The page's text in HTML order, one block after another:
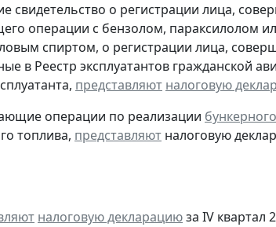
свидетельство о регистрации лица,
операции с бензолом, параксилолом
спиртом, о регистрации лица,
в Реестр эксплуатантов гражданской
представляют налоговую
операции по реализации
топлива, представляют налоговую
налоговую декларациюза IV квартал